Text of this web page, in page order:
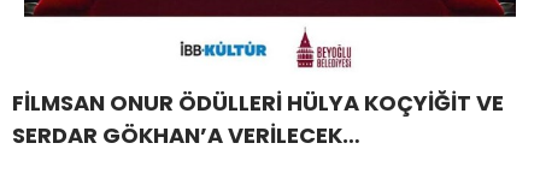
FİLMSAN ONUR ÖDÜLLERİ HÜLYA KOÇYİĞİT VE
SERDAR GÖKHAN’A VERİLECEK…